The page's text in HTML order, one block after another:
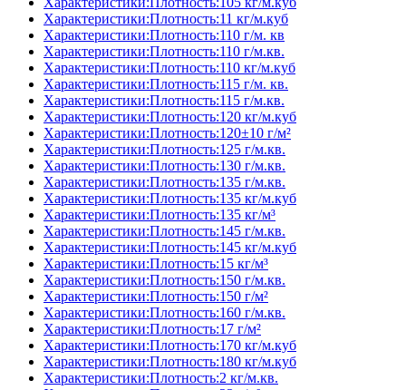
Характеристики:Плотность:11 кг/м.куб
Характеристики:Плотность:110 г/м. кв
Характеристики:Плотность:110 г/м.кв.
Характеристики:Плотность:110 кг/м.куб
Характеристики:Плотность:115 г/м. кв.
Характеристики:Плотность:115 г/м.кв.
Характеристики:Плотность:120 кг/м.куб
Характеристики:Плотность:120±10 г/м²
Характеристики:Плотность:125 г/м.кв.
Характеристики:Плотность:130 г/м.кв.
Характеристики:Плотность:135 г/м.кв.
Характеристики:Плотность:135 кг/м.куб
Характеристики:Плотность:135 кг/м³
Характеристики:Плотность:145 г/м.кв.
Характеристики:Плотность:145 кг/м.куб
Характеристики:Плотность:15 кг/м³
Характеристики:Плотность:150 г/м.кв.
Характеристики:Плотность:150 г/м²
Характеристики:Плотность:160 г/м.кв.
Характеристики:Плотность:17 г/м²
Характеристики:Плотность:170 кг/м.куб
Характеристики:Плотность:180 кг/м.куб
Характеристики:Плотность:2 кг/м.кв.